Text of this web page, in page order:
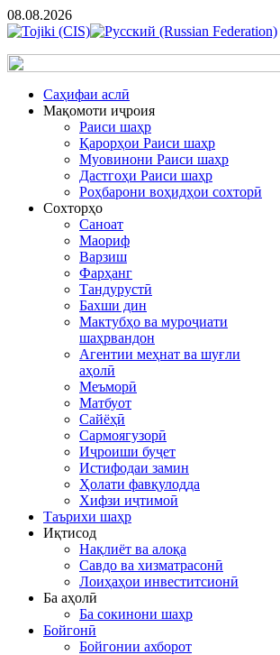
08.08.2026
Cаҳифаи аслӣ
Мақомоти иҷроия
Раиси шаҳр
Қарорҳои Раиси шаҳр
Муовинони Раиси шаҳр
Дастгоҳи Раиси шаҳр
Роҳбарони воҳидҳои сохторӣ
Сохторҳо
Саноат
Маориф
Варзиш
Фарҳанг
Тандурустӣ
Бахши дин
Мактубҳо ва муроҷиати
шаҳрвандон
Агентии меҳнат ва шуғли
аҳолӣ
Меъморӣ
Матбуот
Сайёҳӣ
Сармоягузорӣ
Иҷроиши буҷет
Истифодаи замин
Ҳолати фавқулодда
Хифзи иҷтимоӣ
Таърихи шаҳр
Иқтисод
Нақлиёт ва алоқа
Савдо ва хизматрасонӣ
Лоиҳаҳои инвеститсионӣ
Ба аҳолӣ
Ба сокинони шаҳр
Бойгонӣ
Бойгонии ахборот